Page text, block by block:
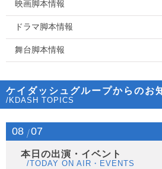
映画脚本情報
ドラマ脚本情報
舞台脚本情報
ケイダッシュグループからのお
/KDASH TOPICS
08 07
本日の出演・イベント
/TODAY ON AIR・EVENTS